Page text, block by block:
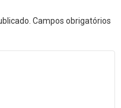
Campos obrigatórios